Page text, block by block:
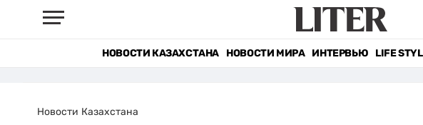
НОВОСТИ КАЗАХСТАНА НОВОСТИ МИРА ИНТЕРВЬЮ LIFE
Новости Казахстана